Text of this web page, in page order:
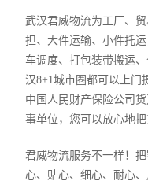
武汉君威物流为工厂、
担、大件运输、小件托
车调度、打包装带搬运
汉8+1城市圈都可以上门
中国人民财产保险公司
事单位，您可以放心地把
君威物流服务不一样！
心、贴心、细心、耐心